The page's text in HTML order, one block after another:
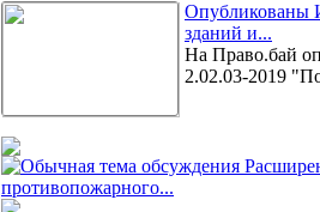
Опубликованы
зданий и...
На Право.бай
2.02.03-2019
противопожарного...